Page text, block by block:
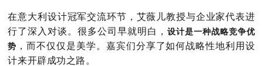
在意大利设计冠军交流环节，艾薇儿教授与企业家代表进
行了深入对谈。很多公司早就明白，设计是一种战略竞争优
势 ，而不仅仅是美学。嘉宾们分享了如何战略性地利用设
计来开辟成功之路。